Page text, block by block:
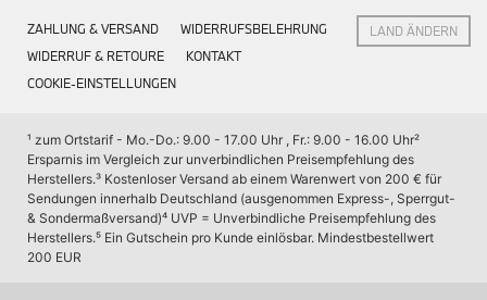
BMW Geschenke für Ihn
BMW Geschenke für Kinder
Sommer-Kompletträder (gebraucht)
BMW & MINI Sommerkompletträder
BMW & MINI Sommerreifen
BMW & MINI Winterkompletträder
BMW & MINI Alufelgen
BMW Navi Update Downloads
ZAHLUNG & VERSAND
WIDERRUFSBELEHRUNG
WIDERRUF & RETOURE
KONTAKT
COOKIE-EINSTELLUNGEN
LAND ÄNDERN
¹ zum Ortstarif - Mo.-Do.: 9.00 - 17.00 Uhr , Fr.: 9.00 - 16.00 Uhr²
Ersparnis im Vergleich zur unverbindlichen Preisempfehlung des
Herstellers.³ Kostenloser Versand ab einem Warenwert von 200 € für
Sendungen innerhalb Deutschland (ausgenommen Express-, Sperrgut-
& Sondermaßversand)⁴ UVP = Unverbindliche Preisempfehlung des
Herstellers.⁵ Ein Gutschein pro Kunde einlösbar. Mindestbestellwert
200 EUR